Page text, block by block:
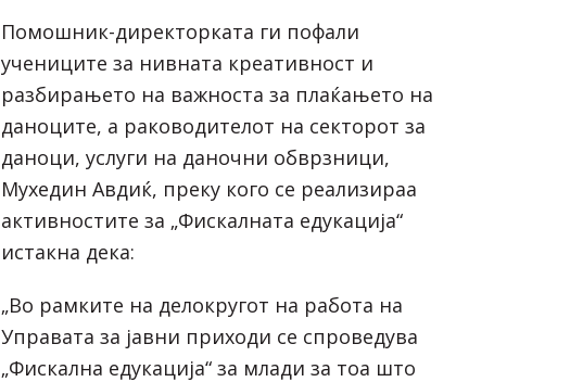
Помошник-директорката ги пофали
учениците за нивната креативност и
разбирањето на важноста за плаќањето на
даноците, а раководителот на секторот за
даноци, услуги на даночни обврзници,
Мухедин Авдиќ, преку кого се реализираа
активностите за „Фискалната едукација“
истакна дека:
„Во рамките на делокругот на работа на
Управата за јавни приходи се спроведува
„Фискална едукација“ за млади за тоа што